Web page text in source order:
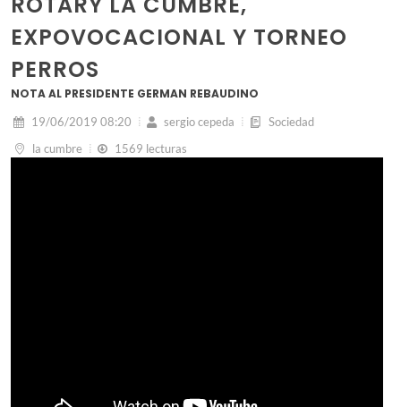
EXPOVOCACIONAL Y TORNEO
PERROS
NOTA AL PRESIDENTE GERMAN REBAUDINO
19/06/2019 08:20 sergio cepeda
Sociedad
la cumbre
1569 lecturas